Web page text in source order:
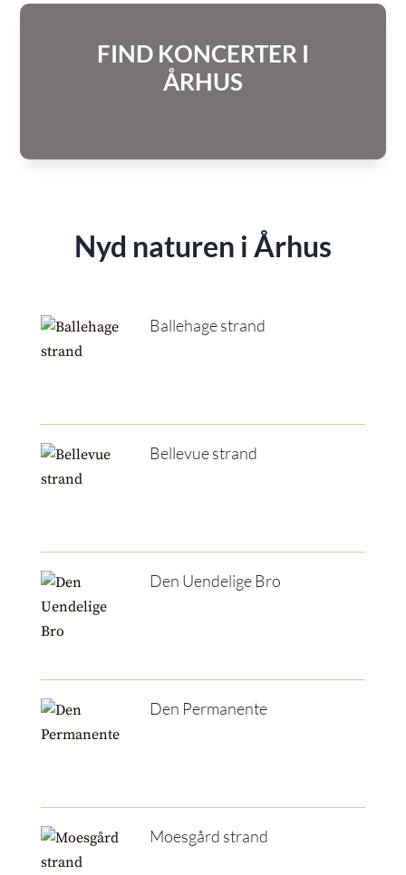
FIND KONCERTER I
ÅRHUS
Nyd naturen i Århus
Ballehage strand
Bellevue strand
Den Uendelige Bro
Den Permanente
Moesgård strand